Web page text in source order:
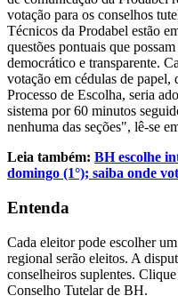
votação para os conselhos
Técnicos da Prodabel estão
questões pontuais que
democrático e transparente.
votação em cédulas de
Processo de Escolha, seria
sistema por 60 minutos
nenhuma das seções", lê-se
Leia também: BH escolhe
domingo (1°); saiba onde
Entenda
Cada eleitor pode escolher
regional serão eleitos. A
conselheiros suplentes.
Conselho Tutelar de BH.